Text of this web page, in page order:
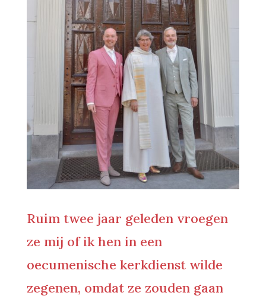
Ruim twee jaar geleden vroegen
ze mij of ik hen in een
oecumenische kerkdienst wilde
zegenen, omdat ze zouden gaan